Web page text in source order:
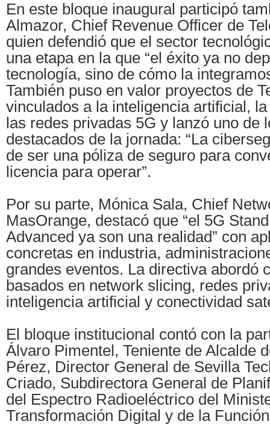
En este bloque inaugural participó
Almazor, Chief Revenue Officer de
quien defendió que el sector
una etapa en la que “el éxito ya no
tecnología, sino de cómo la
También puso en valor proyectos de
vinculados a la inteligencia artificial,
las redes privadas 5G y lanzó uno de
destacados de la jornada: “La
de ser una póliza de seguro para
licencia para operar”.
Por su parte, Mónica Sala, Chief
MasOrange, destacó que “el 5G
Advanced ya son una realidad” con
concretas en industria,
grandes eventos. La directiva abordó
basados en network slicing, redes
inteligencia artificial y conectividad
El bloque institucional contó con la
Álvaro Pimentel, Teniente de Alcalde
Pérez, Director General de Sevilla
Criado, Subdirectora General de
del Espectro Radioeléctrico del
Transformación Digital y de la